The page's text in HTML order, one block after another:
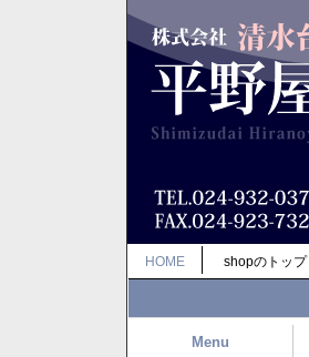
HOME shopのトップ
Menu